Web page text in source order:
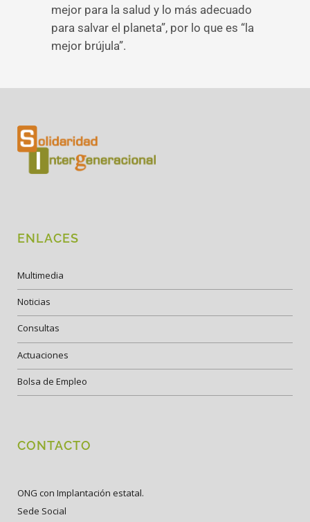
mejor para la salud y lo más adecuado
para salvar el planeta”, por lo que es “la
mejor brújula”.
ENLACES
Multimedia
Noticias
Consultas
Actuaciones
Bolsa de Empleo
CONTACTO
ONG con Implantación estatal.
Sede Social